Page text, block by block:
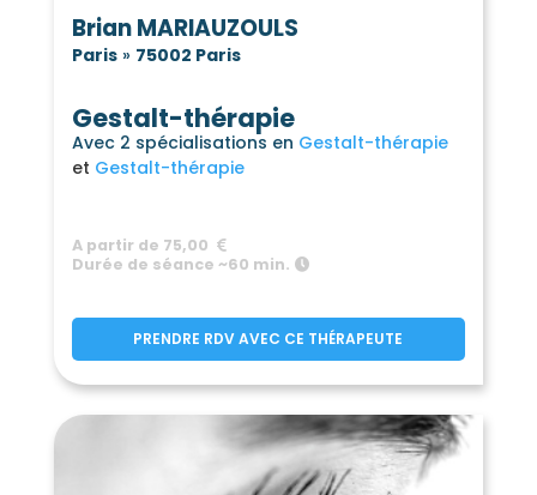
Brian MARIAUZOULS
Paris» 75002 Paris
Gestalt-thérapie
Avec 2 spécialisations en Gestalt-thérapie
Gestalt-thérapie
A partir de 75,00
Durée de séance ~60 min.
PRENDRE RDV AVEC CE THÉRAPEUTE